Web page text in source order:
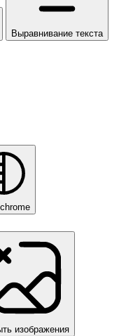
Выравнивание текста
изображения